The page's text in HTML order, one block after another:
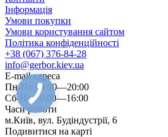
Інформація
Умови покупки
Умови користування сайтом
Політика конфіденційності
+38 (067) 376-84-28
info@gerbor.kiev.ua
E-mail адреса
Пн-Пт 09:00—20:00
Сб-Нд 10:00—16:00
Часи роботи
м.Київ, вул. Будіндустрії, 6
Подивитися на карті